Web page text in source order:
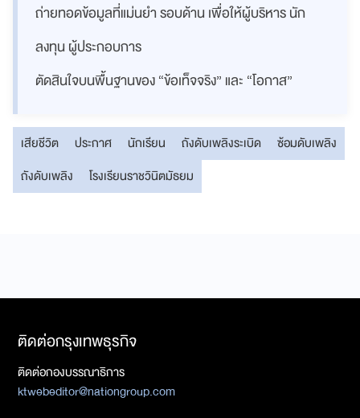
ถ่ายทอดข้อมูลที่แม่นยำ รอบด้าน เพื่อให้ผู้บริหาร นัก
ลงทุน ผู้ประกอบการ
ตัดสินใจบนพื้นฐานของ “ข้อเท็จจริง” และ “โอกาส”
เสียชีวิต ประกาศ นักเรียน ถังดับเพลิงระเบิด
ซ้อมดับเพลิง
ถังดับเพลิง
โรงเรียนราชวินิตมัธยม
ติดต่อกรุงเทพธุรกิจ
ติดต่อกองบรรณาธิการ
ktwebeditor@nationgroup.com